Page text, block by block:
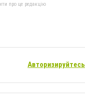
про це редакцію
Авторизируйтесь